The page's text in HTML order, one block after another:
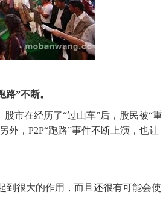
”不断。
市在经历了“过山车”后，股民被“重
外，P2P“跑路”事件不断上演，也让
很大的作用，而且还很有可能会使